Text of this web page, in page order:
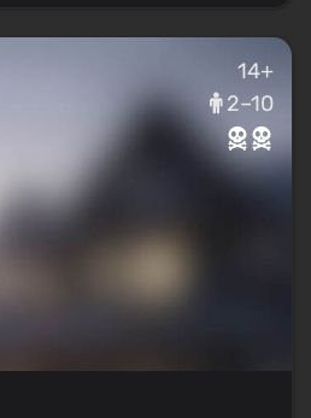
14+
2–10